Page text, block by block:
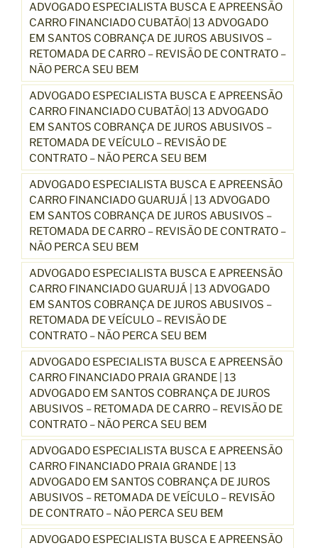
ADVOGADO ESPECIALISTA BUSCA E APREENSÃO
CARRO FINANCIADO CUBATÃO| 13 ADVOGADO
EM SANTOS COBRANÇA DE JUROS ABUSIVOS –
RETOMADA DE CARRO – REVISÃO DE CONTRATO –
NÃO PERCA SEU BEM
ADVOGADO ESPECIALISTA BUSCA E APREENSÃO
CARRO FINANCIADO CUBATÃO| 13 ADVOGADO
EM SANTOS COBRANÇA DE JUROS ABUSIVOS –
RETOMADA DE VEÍCULO – REVISÃO DE
CONTRATO – NÃO PERCA SEU BEM
ADVOGADO ESPECIALISTA BUSCA E APREENSÃO
CARRO FINANCIADO GUARUJÁ | 13 ADVOGADO
EM SANTOS COBRANÇA DE JUROS ABUSIVOS –
RETOMADA DE CARRO – REVISÃO DE CONTRATO –
NÃO PERCA SEU BEM
ADVOGADO ESPECIALISTA BUSCA E APREENSÃO
CARRO FINANCIADO GUARUJÁ | 13 ADVOGADO
EM SANTOS COBRANÇA DE JUROS ABUSIVOS –
RETOMADA DE VEÍCULO – REVISÃO DE
CONTRATO – NÃO PERCA SEU BEM
ADVOGADO ESPECIALISTA BUSCA E APREENSÃO
CARRO FINANCIADO PRAIA GRANDE | 13
ADVOGADO EM SANTOS COBRANÇA DE JUROS
ABUSIVOS – RETOMADA DE CARRO – REVISÃO DE
CONTRATO – NÃO PERCA SEU BEM
ADVOGADO ESPECIALISTA BUSCA E APREENSÃO
CARRO FINANCIADO PRAIA GRANDE | 13
ADVOGADO EM SANTOS COBRANÇA DE JUROS
ABUSIVOS – RETOMADA DE VEÍCULO – REVISÃO
DE CONTRATO – NÃO PERCA SEU BEM
ADVOGADO ESPECIALISTA BUSCA E APREENSÃO